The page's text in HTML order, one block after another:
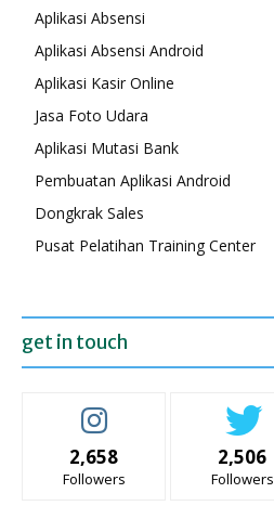
Aplikasi Absensi
Aplikasi Absensi Android
Aplikasi Kasir Online
Jasa Foto Udara
Aplikasi Mutasi Bank
Pembuatan Aplikasi Android
Dongkrak Sales
Pusat Pelatihan Training Center
get in touch
2,658
Followers
2,506
Followers